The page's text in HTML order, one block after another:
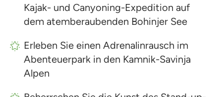
Kajak- und Canyoning-Expedition auf
dem atemberaubenden Bohinjer See
Erleben Sie einen Adrenalinrausch im
Abenteuerpark in den Kamnik-Savinja
Alpen